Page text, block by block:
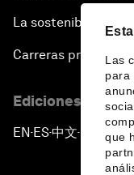
Las
para
que
La sostenibilidad en
Carreras
Ediciones en
EN ▪ES▪中文▪ 日本語